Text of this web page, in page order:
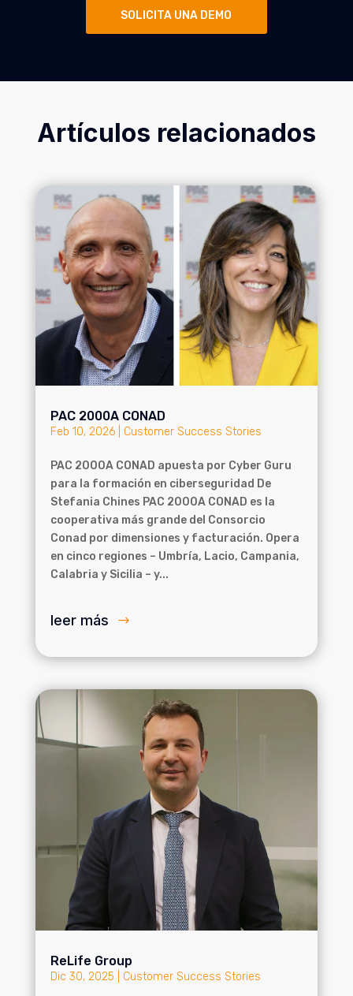
SOLICITA UNA DEMO
Artículos relacionados
PAC 2000A CONAD
Feb 10, 2026| Customer Success Stories
PAC 2000A CONAD apuesta por Cyber Guru
para la formación en ciberseguridad De
Stefania Chines PAC 2000A CONAD es la
cooperativa más grande del Consorcio
Conad por dimensiones y facturación. Opera
en cinco regiones – Umbría, Lacio, Campania,
Calabria y Sicilia – y...
leer más
ReLife Group
Dic 30, 2025 Customer Success Stories